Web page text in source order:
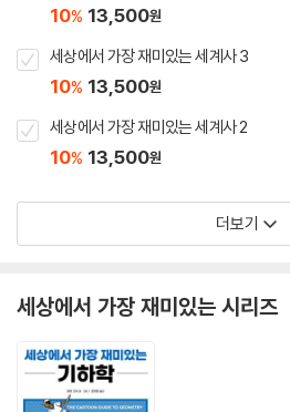
10% 13,500원
세상에서 가장 재미있는 세계사 3
10% 13,500원
세상에서 가장 재미있는 세계사 2
10% 13,500원
더보기
세상에서 가장 재미있는 시리즈